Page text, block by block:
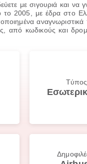
με σιγουριά και να
το 2005, με έδρα στο
αναγνωριστικά
από κωδικούς και